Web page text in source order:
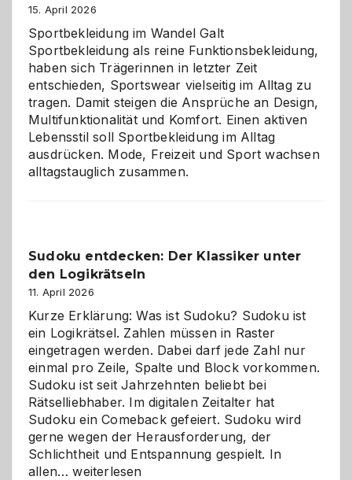
Chaos
15. April 2026
Sportbekleidung im Wandel Galt
Sportbekleidung als reine Funktionsbekleidung,
haben sich Trägerinnen in letzter Zeit
entschieden, Sportswear vielseitig im Alltag zu
tragen. Damit steigen die Ansprüche an Design,
Multifunktionalität und Komfort. Einen aktiven
Lebensstil soll Sportbekleidung im Alltag
ausdrücken. Mode, Freizeit und Sport wachsen
alltagstauglich zusammen.
Sudoku entdecken: Der Klassiker unter
den Logikrätseln
11. April 2026
Kurze Erklärung: Was ist Sudoku? Sudoku ist
ein Logikrätsel. Zahlen müssen in Raster
eingetragen werden. Dabei darf jede Zahl nur
einmal pro Zeile, Spalte und Block vorkommen.
Sudoku ist seit Jahrzehnten beliebt bei
Rätselliebhaber. Im digitalen Zeitalter hat
Sudoku ein Comeback gefeiert. Sudoku wird
gerne wegen der Herausforderung, der
Schlichtheit und Entspannung gespielt. In
allen…Sudoku
weiterlesen